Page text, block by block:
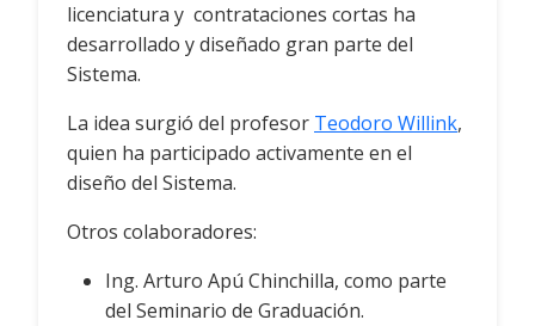
licenciatura y contrataciones cortas ha
desarrollado y diseñado gran parte del
Sistema.
La idea surgió del profesor Teodoro Willink,
quien ha participado activamente en el
diseño del Sistema.
Otros colaboradores:
Ing. Arturo Apú Chinchilla, como parte
del Seminario de Graduación.